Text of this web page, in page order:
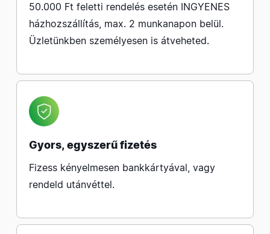
50.000 Ft feletti rendelés esetén INGYENES
házhozszállítás, max. 2 munkanapon belül.
Üzletünkben személyesen is átveheted.
Gyors, egyszerű fizetés
Fizess kényelmesen bankkártyával, vagy
rendeld utánvéttel.